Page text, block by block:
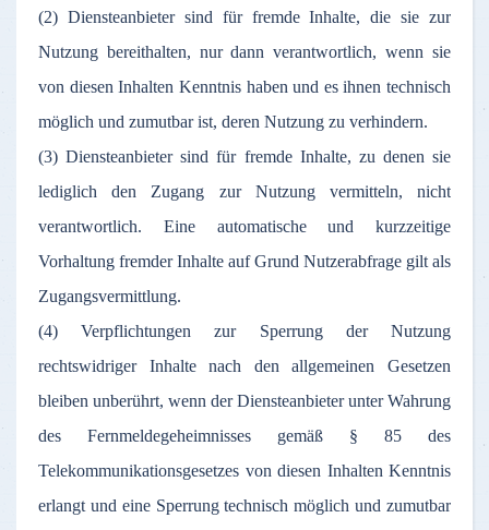
(2) Diensteanbieter sind für fremde Inhalte, die sie zur
Nutzung bereithalten, nur dann verantwortlich, wenn sie
von diesen Inhalten Kenntnis haben und es ihnen technisch
möglich und zumutbar ist, deren Nutzung zu verhindern.
(3) Diensteanbieter sind für fremde Inhalte, zu denen sie
lediglich den Zugang zur Nutzung vermitteln, nicht
verantwortlich. Eine automatische und kurzzeitige
Vorhaltung fremder Inhalte auf Grund Nutzerabfrage gilt als
Zugangsvermittlung.
(4) Verpflichtungen zur Sperrung der Nutzung
rechtswidriger Inhalte nach den allgemeinen Gesetzen
bleiben unberührt, wenn der Diensteanbieter unter Wahrung
des Fernmeldegeheimnisses gemäß § 85 des
Telekommunikationsgesetzes von diesen Inhalten Kenntnis
erlangt und eine Sperrung technisch möglich und zumutbar